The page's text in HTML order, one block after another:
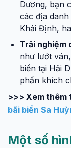
Dương, bạn
các địa danh
Khải Định,
Trải nghiệm
như lướt
biến tại Hải
phấn khích
>>> Xem thêm
bãi biển Sa
Một số